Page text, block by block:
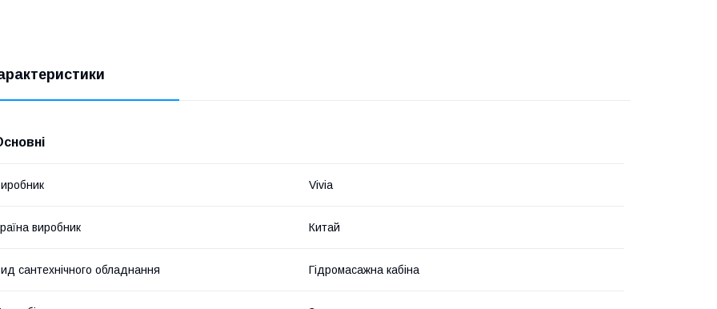
Vivia
виробник Китай
сантехнічного обладнання Гідромасажна кабіна